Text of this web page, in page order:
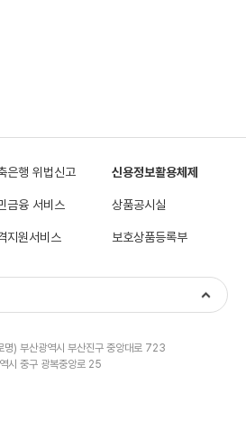
은행 위법신고 신용정보활용체제
금융 서비스 상품공시실
지원서비스 보호상품등록부
) 부산광역시 부산진구 중앙대로 723
시 중구 광복중앙로 25